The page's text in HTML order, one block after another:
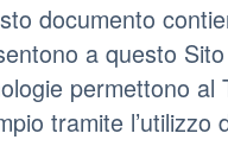
documento
a questo
permettono al
tramite